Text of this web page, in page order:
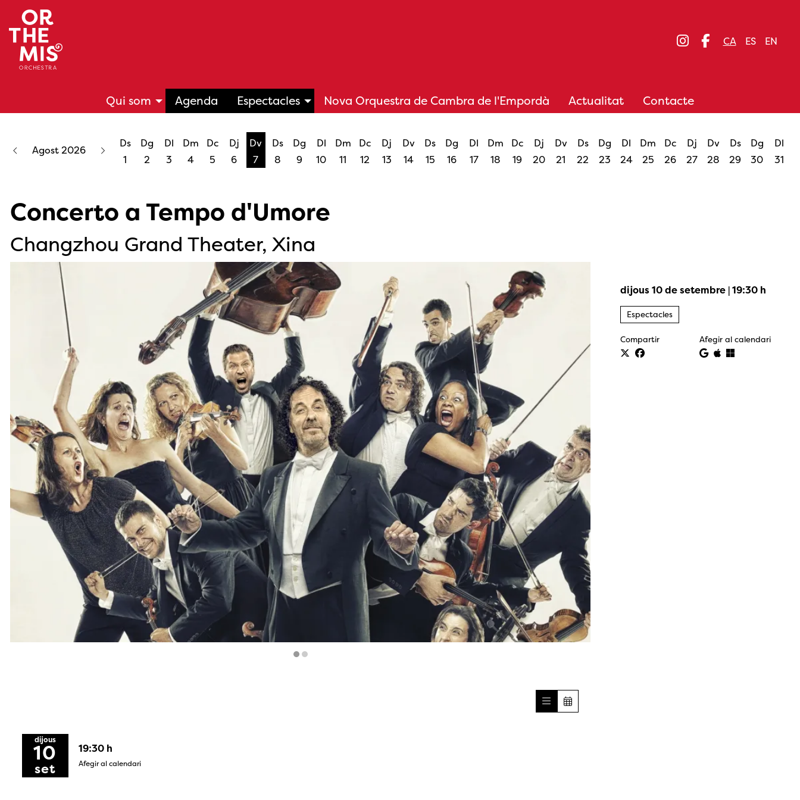
CA ES EN
Link a instagram
Link a
Qui som Agenda Espectacles Nova Orquestra de Cambra de l'Empordà Actualitat Contacte
Agost 2026
Ds
1
Dg
2
Dl
3
Dm
4
Dc
5
Dj
6
Dv
7
Ds
8
Dg
9
Dl
10
Dm
11
Dc
12
Dj
13
Dv
14
Ds
15
Dg
16
Dl
17
Dm
18
Dc
19
Dj
20
Dv
21
Ds
22
Dg
23
Dl
24
Dm
25
Dc
26
Dj
27
Dv
28
Ds
29
Dg
30
Dl
31
Concerto a Tempo d'Umore
Changzhou Grand Theater, Xina
dijous 10 de setembre |19:30 h
Espectacles
Compartir Afegir al calendari
dijous
10
set
19:30 h
Afegir al calendari